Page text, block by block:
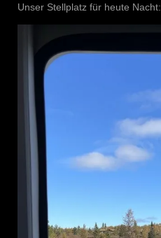
Unser Stellplatz für heute Nacht: